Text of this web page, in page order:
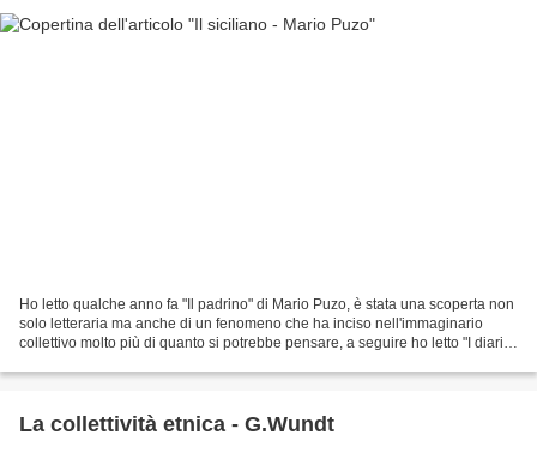
Ho letto qualche anno fa "Il padrino" di Mario Puzo, è stata una scoperta non
solo letteraria ma anche di un fenomeno che ha inciso nell'immaginario
collettivo molto più di quanto si potrebbe pensare, a seguire ho letto "I diari
La collettività etnica - G.Wundt